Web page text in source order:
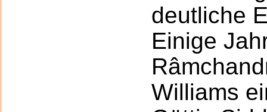
deutliche
Einige
Williams